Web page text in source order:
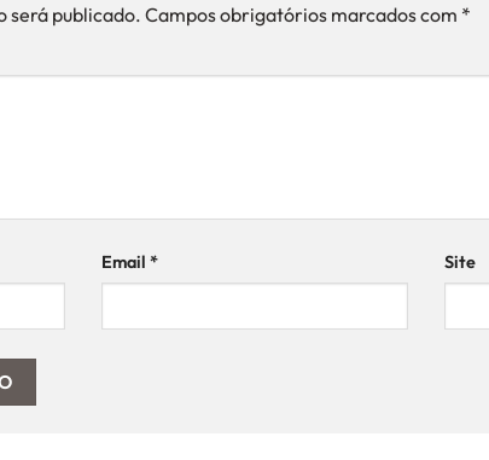
será publicado.Campos obrigatórios marcados com *
Email* Site